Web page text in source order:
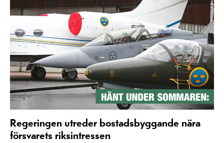
Regeringen utreder bostadsbyggande nära
försvarets riksintressen